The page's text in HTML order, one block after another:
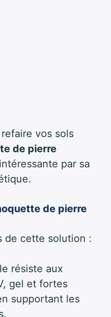
vos sols
de pierre
par sa
de pierre
de cette solution :
résiste aux
gel et fortes
supportant les